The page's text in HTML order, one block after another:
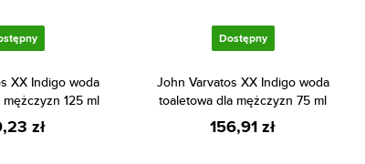
XX Indigo woda
125 ml
zł
Dostępny
John Varvatos XX Indigo woda
toaletowa dla mężczyzn 75 ml
156,91 zł